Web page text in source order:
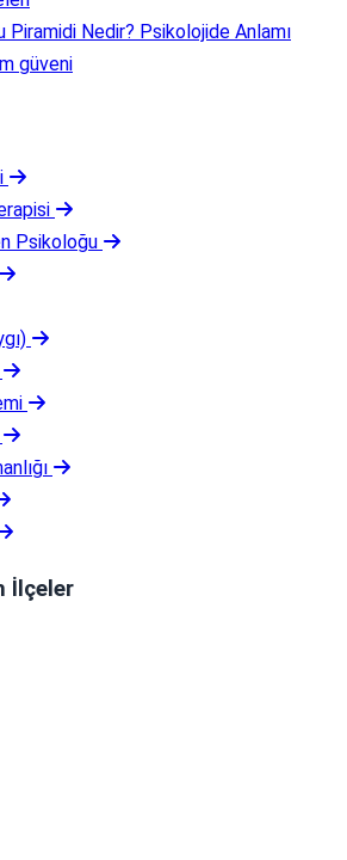
Piramidi Nedir? Psikolojide Anlamı
güveni
Psikoloğu
İlçeler